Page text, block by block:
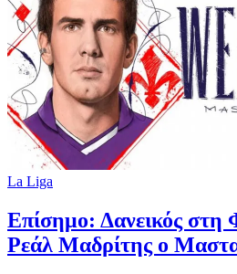
La Liga
Επίσημο: Δανεικός στη
Ρεάλ Μαδρίτης ο